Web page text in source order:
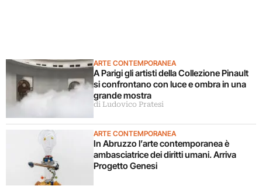
ARTE CONTEMPORANEA
A Parigi gli artisti della Collezione Pinault
si confrontano con luce e ombra in una
grande mostra
di Ludovico Pratesi
ARTE CONTEMPORANEA
In Abruzzo l’arte contemporanea è
ambasciatrice dei diritti umani. Arriva
Progetto Genesi